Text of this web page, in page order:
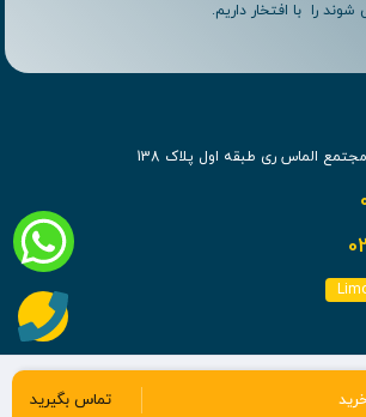
تماس بگیرید
الماس ری طبقه اول پلاک 138
این سایت محفوظ می باشد و هرگونه کپی برداری